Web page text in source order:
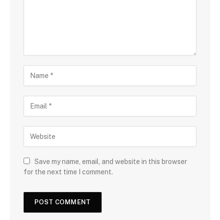
Save my name, email, and website in this browser
for the next time I comment.